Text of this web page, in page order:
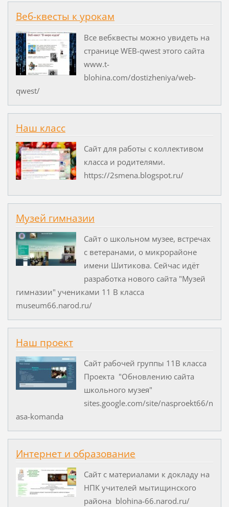
Веб-квесты к урокам
Все вебквесты можно увидеть на
странице WEB-qwest этого сайта
www.t-
blohina.com/dostizheniya/web-
qwest/
Наш класс
Сайт для работы с коллективом
класса и родителями.
https://2smena.blogspot.ru/
Музей гимназии
Сайт о школьном музее, встречах
с ветеранами, о микрорайоне
имени Шитикова. Сейчас идёт
разработка нового сайта "Музей
гимназии" учениками 11 В класса
museum66.narod.ru/
Наш проект
Сайт рабочей группы 11В класса
Проекта "Обновлению сайта
школьного музея"
sites.google.com/site/nasproekt66/n
asa-komanda
Интернет и образование
Сайт с материалами к докладу на
НПК учителей мытищинского
района blohina-66.narod.ru/